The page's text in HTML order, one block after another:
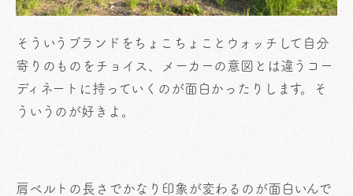
そういうブランドをちょこちょことウォッチして自分
寄りのものをチョイス、メーカーの意図とは違うコー
ディネートに持っていくのが面白かったりします。そ
ういうのが好きよ。
肩ベルトの長さでかなり印象が変わるのが面白いんで